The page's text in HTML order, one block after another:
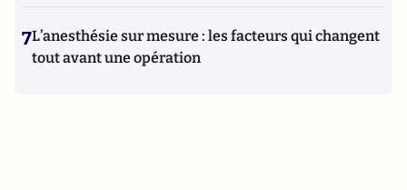
7L’anesthésie sur mesure : les facteurs qui changent
tout avant une opération